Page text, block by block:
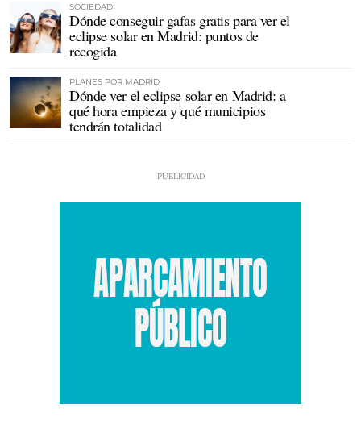
SOCIEDAD
Dónde conseguir gafas gratis para ver el
eclipse solar en Madrid: puntos de
recogida
PLANES POR MADRID
Dónde ver el eclipse solar en Madrid: a
qué hora empieza y qué municipios
tendrán totalidad